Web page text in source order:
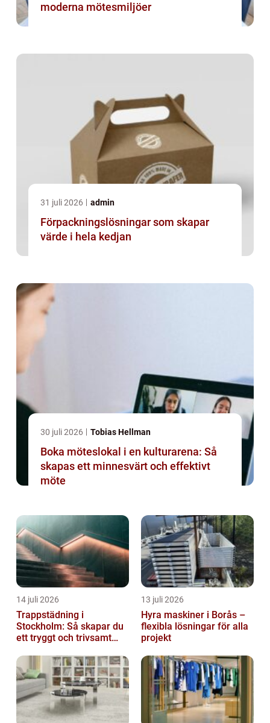
moderna mötesmiljöer
31 juli 2026 admin
Förpackningslösningar som skapar
värde i hela kedjan
30 juli 2026 Tobias Hellman
Boka möteslokal i en kulturarena: Så
skapas ett minnesvärt och effektivt
möte
14 juli 2026
Trappstädning i
Stockholm: Så skapar du
ett tryggt och trivsamt
13 juli 2026
Hyra maskiner i Borås –
flexibla lösningar för alla
projekt